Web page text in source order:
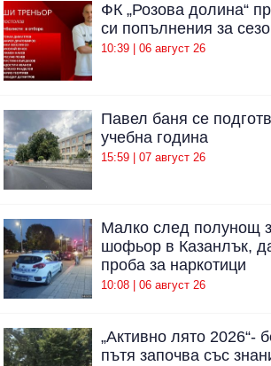
ФК „Розова долина“
си попълнения за
10:39 | 06 август 26
Павел баня се
учебна година
15:59 | 07 август 26
Малко след полунощ
шофьор в Казанлък,
проба за наркотици
10:08 | 06 август 26
„Активно лято 2026“-
пътя започва със